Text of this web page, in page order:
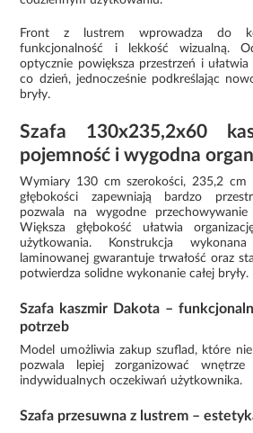
Front z lustrem wprowadza do
funkcjonalność i lekkość wizualną.
optycznie powiększa przestrzeń i
co dzień, jednocześnie podkreślając
bryły.
Szafa 130x235,2x60
pojemność i wygodna
Wymiary 130 cm szerokości, 235,2 cm
głębokości zapewniają bardzo
pozwala na wygodne
Większa głębokość ułatwia
użytkowania. Konstrukcja
laminowanej gwarantuje trwałość oraz
potwierdza solidne wykonanie całej bryły.
Szafa kaszmir Dakota –
potrzeb
Model umożliwia zakup szuflad, które
pozwala lepiej zorganizować
indywidualnych oczekiwań użytkownika.
Szafa przesuwna z lustrem –